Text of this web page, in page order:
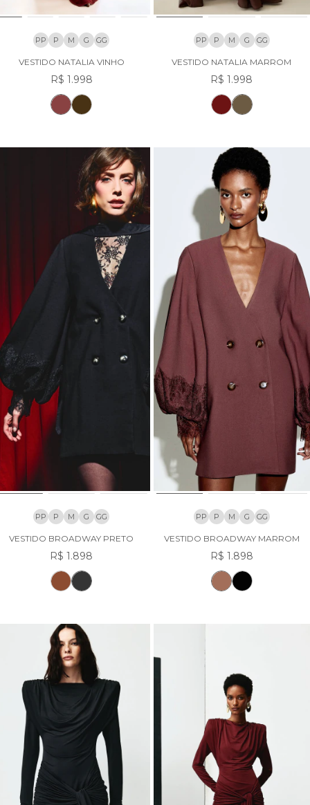
PP P M G GG
VESTIDO NATALIA VINHO
R$ 1.998
PP P M G GG
VESTIDO NATALIA MARROM
R$ 1.998
PP P M G GG
VESTIDO BROADWAY PRETO
R$ 1.898
PP P M G GG
VESTIDO BROADWAY MARROM
R$ 1.898